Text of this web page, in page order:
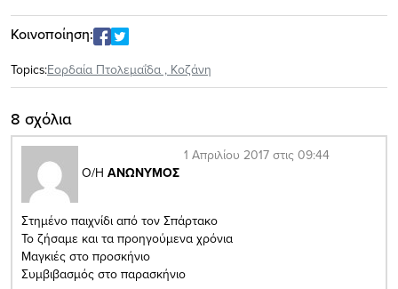
Κοινοποίηση:
Topics:Εορδαία Πτολεμαΐδα , Κοζάνη
8 σχόλια
Ο/Η ΑΝΩΝΥΜΟΣ
1 Απριλίου 2017 στις 09:44
Στημένο παιχνίδι από τον Σπάρτακο
Το ζήσαμε και τα προηγούμενα χρόνια
Μαγκιές στο προσκήνιο
Συμβιβασμός στο παρασκήνιο